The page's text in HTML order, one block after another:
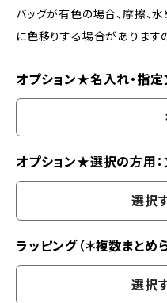
バッグが有色の場合、摩擦、
に色移りする場合があります
オプション★名入れ・指定
オプション★選択の方用
選択
ラッピング（＊複数まとめ
選択